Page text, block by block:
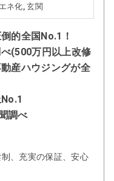
ネ化, 玄関
的全国No.1！
(500万円以上改修
産ハウジングが全
調べ
、充実の保証、安心